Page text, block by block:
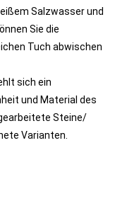
Salzwasser und
Sie die
Tuch abwischen
sich ein
und Material des
Steine/
Varianten.